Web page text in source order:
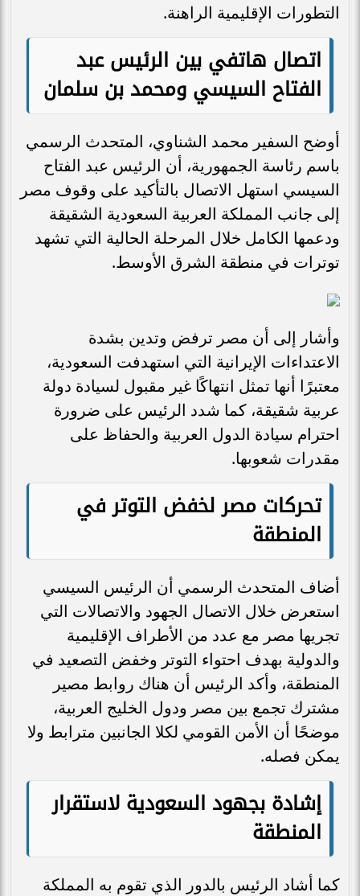
التطورات الإقليمية الراهنة.
اتصال هاتفي بين الرئيس عبد
الفتاح السيسي ومحمد بن سلمان
أوضح السفير محمد الشناوي، المتحدث الرسمي
باسم رئاسة الجمهورية، أن الرئيس عبد الفتاح
السيسي استهل الاتصال بالتأكيد على وقوف مصر
إلى جانب المملكة العربية السعودية الشقيقة
ودعمها الكامل خلال المرحلة الحالية التي تشهد
توترات في منطقة الشرق الأوسط.
وأشار إلى أن مصر ترفض وتدين بشدة
الاعتداءات الإيرانية التي استهدفت السعودية،
معتبرًا أنها تمثل انتهاكًا غير مقبول لسيادة دولة
عربية شقيقة، كما شدد الرئيس على ضرورة
احترام سيادة الدول العربية والحفاظ على
مقدرات شعوبها.
تحركات مصر لخفض التوتر في
المنطقة
أضاف المتحدث الرسمي أن الرئيس السيسي
استعرض خلال الاتصال الجهود والاتصالات التي
تجريها مصر مع عدد من الأطراف الإقليمية
والدولية بهدف احتواء التوتر وخفض التصعيد في
المنطقة، وأكد الرئيس أن هناك روابط مصير
مشترك تجمع بين مصر ودول الخليج العربية،
موضحًا أن الأمن القومي لكلا الجانبين مترابط ولا
يمكن فصله.
إشادة بجهود السعودية لاستقرار
المنطقة
كما أشاد الرئيس بالدور الذي تقوم به المملكة